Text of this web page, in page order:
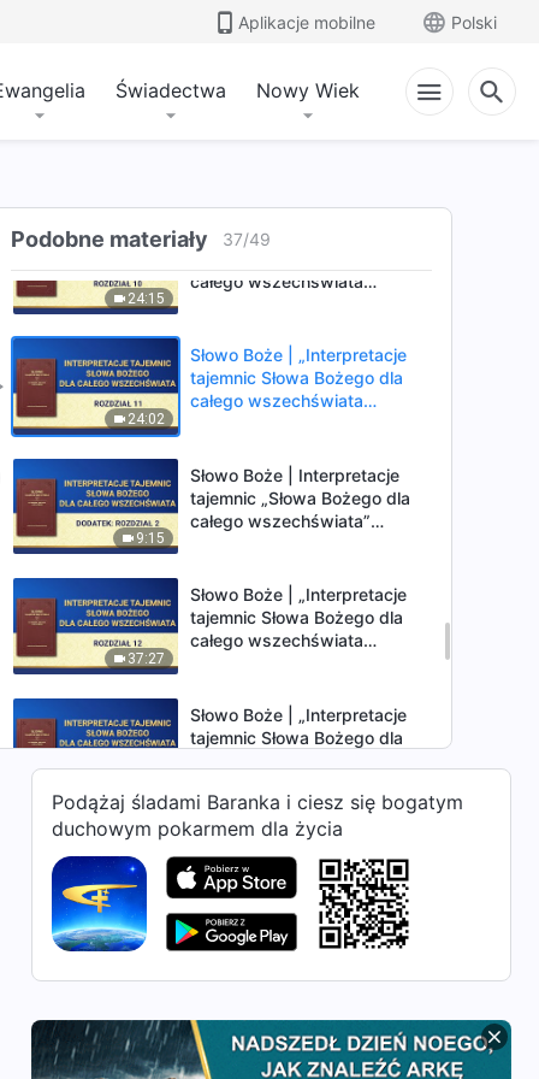
Aplikacje mobilne Polski
Świadectwa Nowy Wiek
Podobne materiały 37/49
tajemnic Słowa Bożego dla
Słowo Boże | Interpretacje
24:15
Słowo Boże | „Interpretacje
tajemnic Słowa Bożego dla
całego wszechświata
24:02
Słowo Boże | „Interpretacje
tajemnic Słowa Bożego dla
całego wszechświata
9:15
Słowo Boże | Interpretacje
tajemnic „Słowa Bożego dla
całego wszechświata”
37:27
Słowo Boże | „Interpretacje
tajemnic Słowa Bożego dla
całego wszechświata
Słowo Boże | „Interpretacje
tajemnic Słowa Bożego dla
27:00
Słowo Boże | „Interpretacje
tajemnic Słowa Bożego dla
całego wszechświata
Rozdział 17”
25:02
Słowo Boże | „Interpretacje
tajemnic Słowa Bożego dla
Rozdział 18”
Słowo Boże | „Interpretacje
Podążaj śladami Baranka i ciesz się bogatym
duchowym pokarmem dla życia